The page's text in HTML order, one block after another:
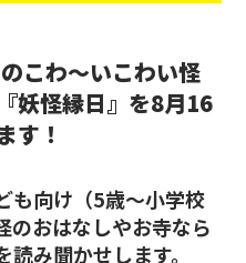
こわ〜いこわい怪
妖怪縁日』を8月16
す！
も向け（5歳～小学校
のおはなしやお寺なら
み聞かせします。